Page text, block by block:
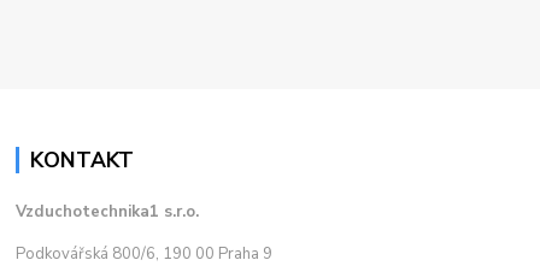
KONTAKT
Vzduchotechnika1 s.r.o.
Podkovářská 800/6, 190 00 Praha 9